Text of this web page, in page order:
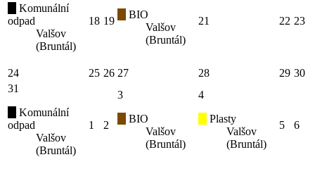
Komunální
odpad
Valšov
(Bruntál)
18 19
BIO
Valšov
(Bruntál)
21 22 23
24 25 26 27 28 29 30
31
Komunální
odpad
Valšov
(Bruntál)
1 2
3
BIO
Valšov
(Bruntál)
4
Plasty
Valšov
(Bruntál)
5 6